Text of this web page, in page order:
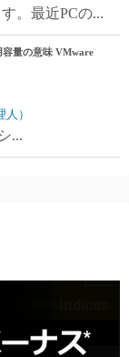
。最近PCの...
容量の意味 VMware
）
...